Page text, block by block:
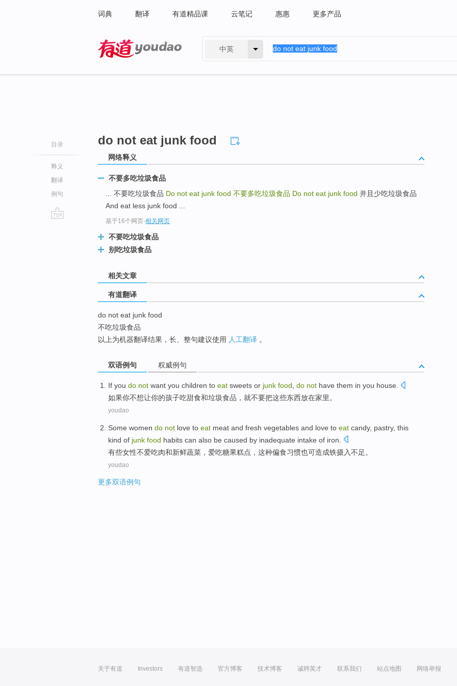
词典 翻译 有道精品课 云笔记 惠惠 更多产品
中英
目录
释义
翻译
例句
do not eat junk food
网络释义
不要多吃垃圾食品
... 不要吃垃圾食品 Do not eat junk food 不要多吃垃圾食品 Do not eat junk food 并且少吃垃圾食品
And eat less junk food ...
基于16个网页-相关网页
不要吃垃圾食品
别吃垃圾食品
相关文章
有道翻译
do not eat junk food
不吃垃圾食品
以上为机器翻译结果，长、整句建议使用 人工翻译 。
双语例句 权威例句
If you do not want you children to eat sweets or junk food do not have them in you house
如果你不想让你的孩子吃甜食和垃圾食品 ， 就不要把这些东西放在家里 。
youdao
Some women do not love to eat meat and fresh vegetables and love to eat candy, pastry, this
kind of junk food habits can also be caused by inadequate intake of iron
有些女性不爱吃肉和新鲜蔬菜 ， 爱吃糖果糕点 ， 这种偏食习惯也可造成铁摄入不足 。
youdao
更多双语例句
关于有道 Investors 有道智选 官方博客 技术博客 诚聘英才 联系我们 站点地图 网络举报